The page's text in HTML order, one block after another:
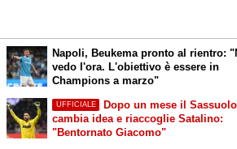
Napoli, Beukema pronto al rientro:
vedo l'ora. L'obiettivo è essere in
Champions a marzo"
UFFICIALE
Dopo un mese il Sassuolo
cambia idea e riaccoglie Satalino:
"Bentornato Giacomo"